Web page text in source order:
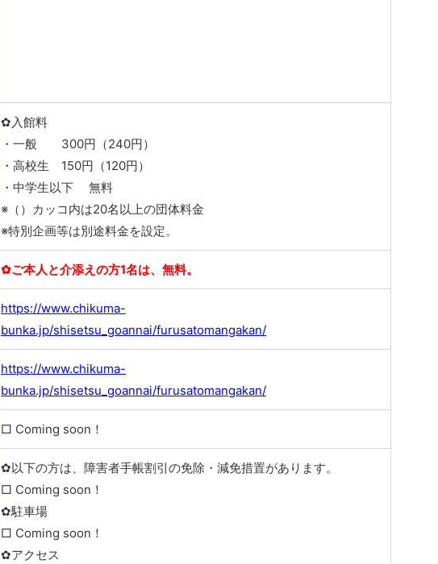
✿入館料
・一般 300円（240円）
・高校生 150円（120円）
・中学生以下 無料
※（）カッコ内は20名以上の団体料金
※特別企画等は別途料金を設定。
✿ご本人と介添えの方1名は、無料。
https://www.chikuma-
bunka.jp/shisetsu_goannai/furusatomangakan/
https://www.chikuma-
bunka.jp/shisetsu_goannai/furusatomangakan/
□ Coming soon！
✿以下の方は、障害者手帳割引の免除・減免措置があります。
□ Coming soon！
✿駐車場
□ Coming soon！
✿アクセス